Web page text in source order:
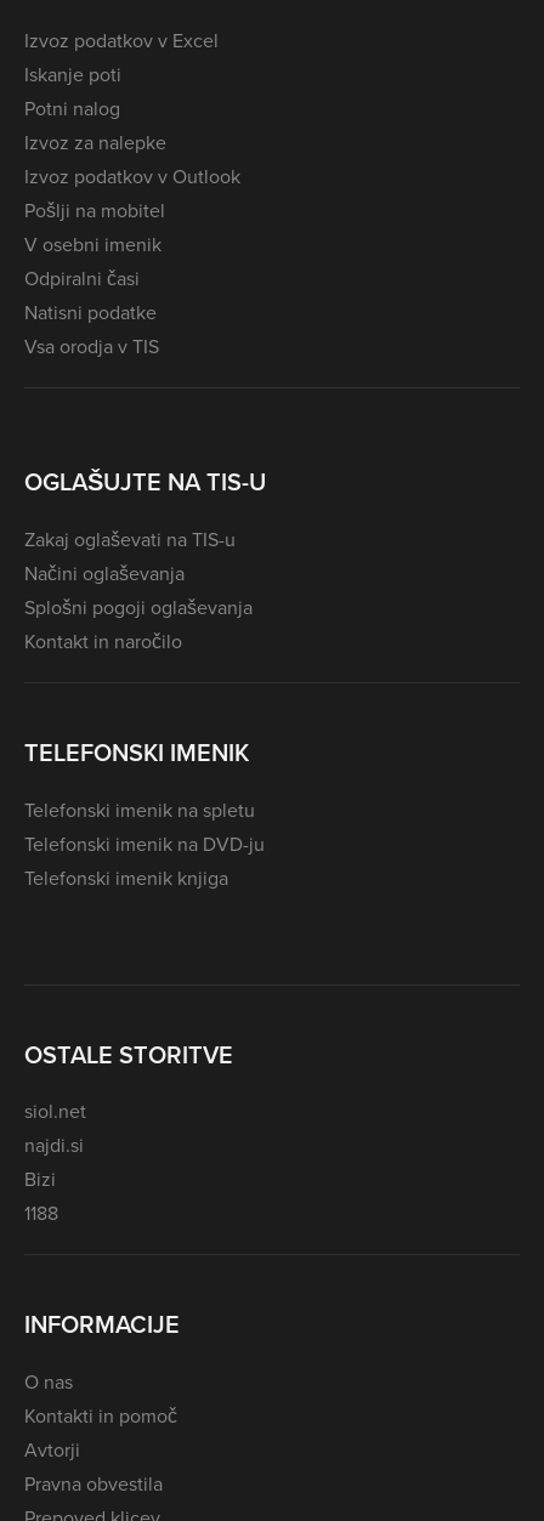
Izvoz podatkov v Excel
Iskanje poti
Potni nalog
Izvoz za nalepke
Izvoz podatkov v Outlook
Pošlji na mobitel
V osebni imenik
Odpiralni časi
Natisni podatke
Vsa orodja v TIS
OGLAŠUJTE NA TIS-U
Zakaj oglaševati na TIS-u
Načini oglaševanja
Splošni pogoji oglaševanja
Kontakt in naročilo
TELEFONSKI IMENIK
Telefonski imenik na spletu
Telefonski imenik na DVD-ju
Telefonski imenik knjiga
OSTALE STORITVE
siol.net
najdi.si
Bizi
1188
INFORMACIJE
O nas
Kontakti in pomoč
Avtorji
Pravna obvestila